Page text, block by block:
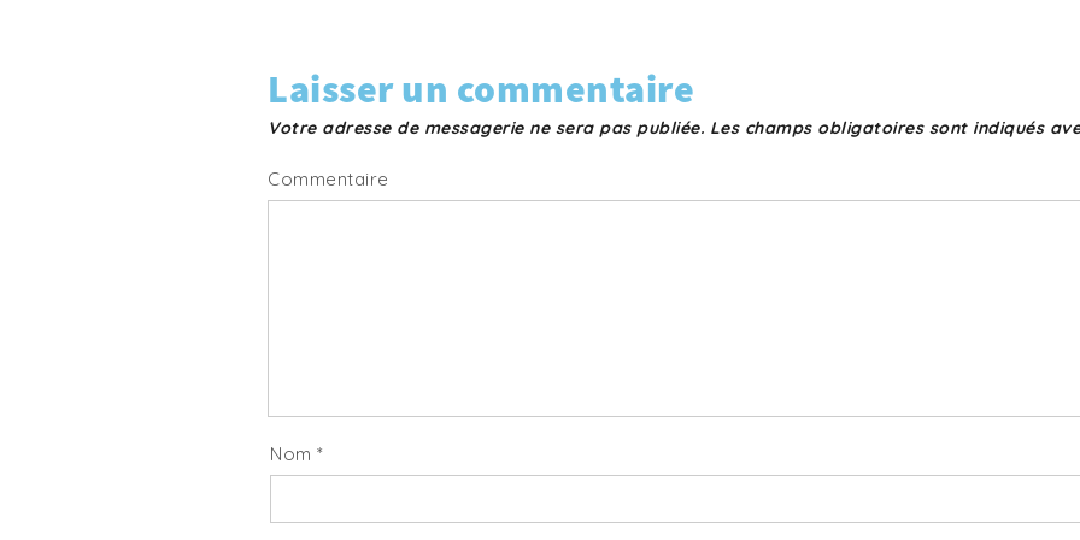
Laisser un commentaire
Votre adresse de messagerie ne sera pas publiée. Les champs obligatoires sont indiqués
Commentaire
Nom *